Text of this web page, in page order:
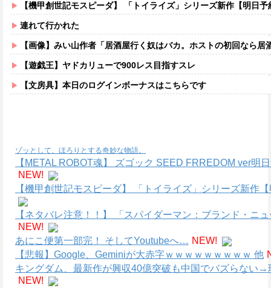
【機甲創世記モスピーダ】 「トイライズ」シリーズ新作【明日予
連れて行かれた
【画像】みい山作者「居酒屋行く奴はバカ。ホストの初回なら居酒屋より安く飲
【遊戯王】ヤドカリューで900レス目指すスレ
【文房具】本日のログインボーナスはこちらです
ゾッとして、ほろりとする奇妙な物語。
【METAL ROBOT魂】 ズゴック SEED FRREDOM ver
NEW!
【機甲創世記モスピーダ】 「トイライズ」シリーズ新作
【ネタバレ注意！！】 「スパイダーマン：ブランド・
NEW!
あにこ便第一部完！ そしてYoutubeへ… NEW!
【悲報】Google、Geminiが大赤字ｗｗｗｗｗｗｗｗｗ 他
キングダム、最新作が興収40億突破も中国でバズらない
NEW!